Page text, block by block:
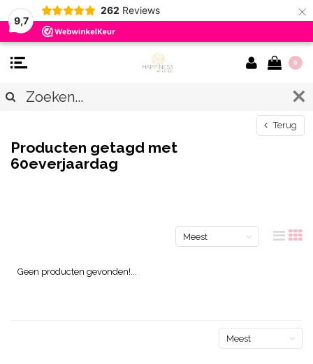
9,7
262 Reviews ×
0
Terug
Producten getagd met
60everjaardag
Meest
Geen producten gevonden!...
Meest